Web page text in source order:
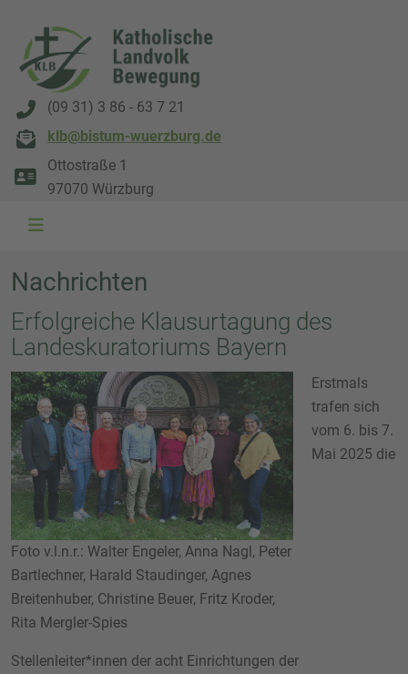
(09 31) 3 86 - 63 7 21
klb@bistum-wuerzburg.de
Ottostraße 1
97070 Würzburg
Nachrichten
Erfolgreiche Klausurtagung des
Landeskuratoriums Bayern
Foto v.l.n.r.: Walter Engeler, Anna Nagl, Peter
Bartlechner, Harald Staudinger, Agnes
Breitenhuber, Christine Beuer, Fritz Kroder,
Rita Mergler-Spies
Erstmals
trafen sich
vom 6. bis 7.
Mai 2025 die
Stellenleiter*innen der acht Einrichtungen der